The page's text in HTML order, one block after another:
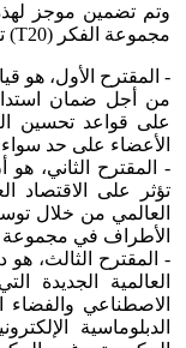
وتم تضمين موجز
مجموعة الفكر (T20) تمثلت فيما يلي:
- المقترح الأول، هو
من أجل ضمان
على قواعد تحسين
الأعضاء على حد
- المقترح الثاني،
تؤثر على الاقتصاد
العالمي من خلال
الأطراف في مجموعة
- المقترح الثالث، هو
العالمية الجديدة
الاصطناعي والفضاء
الدبلوماسية